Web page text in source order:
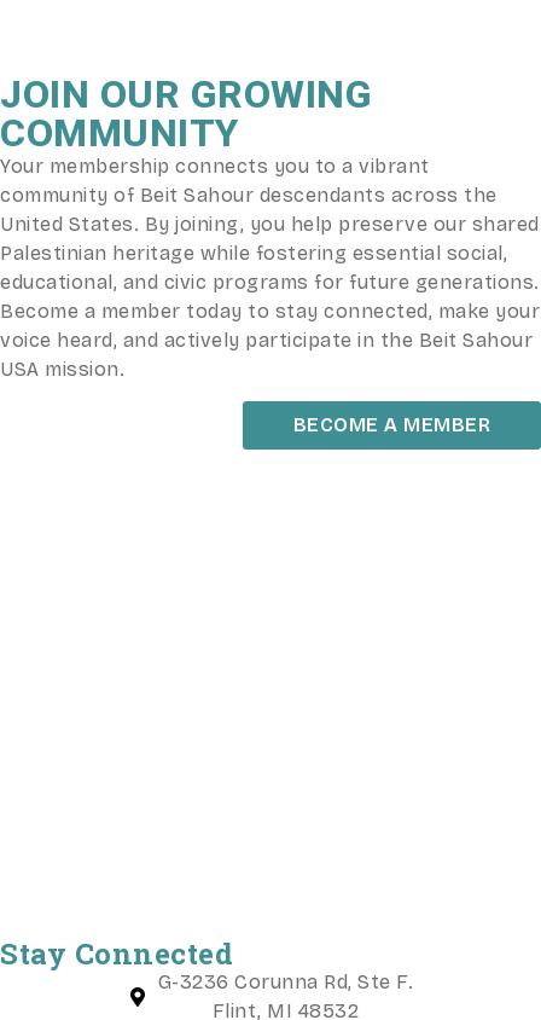
JOIN OUR GROWING
COMMUNITY
Your membership connects you to a vibrant
community of Beit Sahour descendants across the
United States. By joining, you help preserve our shared
Palestinian heritage while fostering essential social,
educational, and civic programs for future generations.
Become a member today to stay connected, make your
voice heard, and actively participate in the Beit Sahour
USA mission.
BECOME A MEMBER
Stay Connected
G-3236 Corunna Rd, Ste F.
Flint, MI 48532